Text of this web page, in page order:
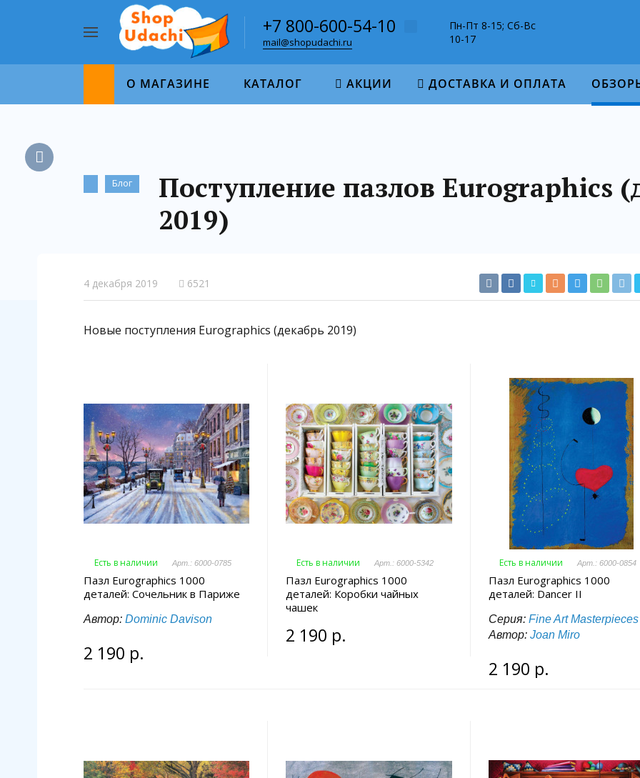
Найти
+7 800-600-54-10
mail@shopudachi.ru
Пн-Пт 8-15; Сб-Вс
10-17
О МАГАЗИНЕ КАТАЛОГ АКЦИИ ДОСТАВКА И ОПЛАТА
Блог
Поступление пазлов Eurographics
2019)
4 декабря 2019 6521
Новые поступления Eurographics (декабрь 2019)
Есть в наличии Арт.: 6000-0785
Пазл Eurographics 1000
деталей: Сочельник в Париже
Автор: Dominic Davison
2 190 р.
Есть в наличии Арт.: 6000-5342
Пазл Eurographics 1000
деталей: Коробки чайных
чашек
2 190 р.
Есть в наличии Арт.: 6000-0854
Пазл Eurographics 1000
деталей: Dancer II
Серия: Fine Art Masterpieces
Автор: Joan Miro
2 190 р.